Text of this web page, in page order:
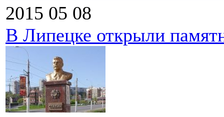
2015 05 08
В Липецке открыли